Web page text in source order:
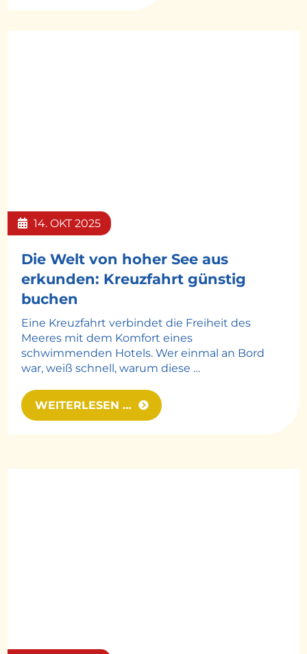
14. OKT 2025
Die Welt von hoher See aus
erkunden: Kreuzfahrt günstig
buchen
Eine Kreuzfahrt verbindet die Freiheit des
Meeres mit dem Komfort eines
schwimmenden Hotels. Wer einmal an Bord
war, weiß schnell, warum diese …
WEITERLESEN …